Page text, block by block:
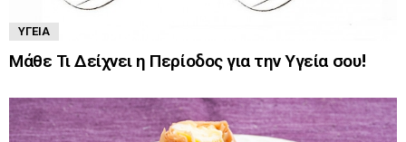
ΥΓΕΊΑ
Μάθε Τι Δείχνει η Περίοδος για την Υγεία σου!